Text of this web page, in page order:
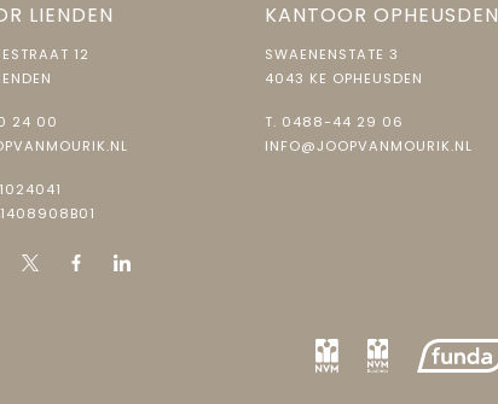
LIENDEN
12
24 00
KANTOOR OPHEUSDEN
SWAENENSTATE 3
4043 KE OPHEUSDEN
T. 0488-44 29 06
INFO@JOOPVANMOURIK.NL